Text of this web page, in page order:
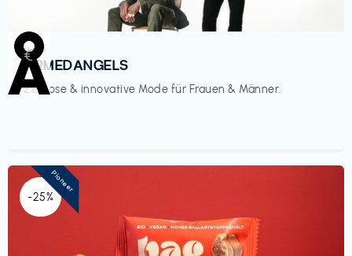
Mode
ARMEDANGELS
Zeitlose & innovative Mode für Frauen & Männer.
€‎
-25%
Pioneer